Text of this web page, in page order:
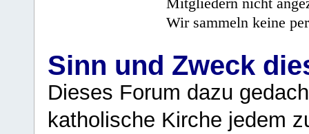
Wir sammeln keine
Sinn und Zweck
Dieses Forum dazu
katholische Kirche jedem